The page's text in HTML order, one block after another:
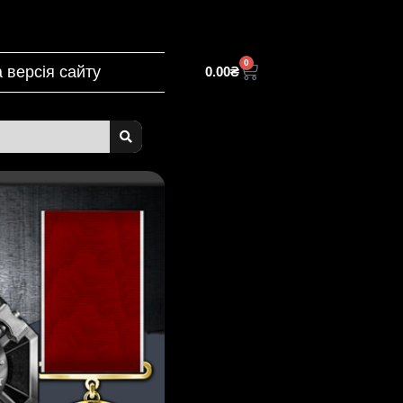
сайту 0.00₴
0